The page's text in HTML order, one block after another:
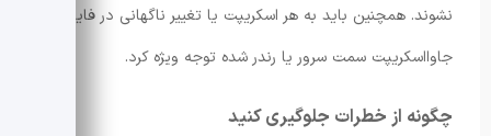
نشوند. همچنین باید به هر اسکریپت یا تغییر ناگهانی در فایل‌های
جاوااسکریپت سمت سرور یا رندر شده توجه ویژه کرد.
چگونه از خطرات جلوگیری کنید